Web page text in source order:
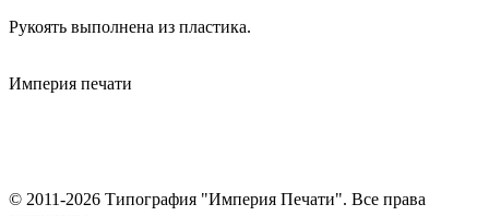
Рукоять выполнена из пластика.
Империя печати
© 2011-2026 Типография "Империя Печати". Все права